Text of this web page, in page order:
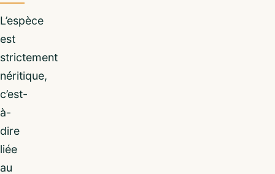
L’espèce
est
strictement
néritique,
c’est-
à-
dire
liée
au